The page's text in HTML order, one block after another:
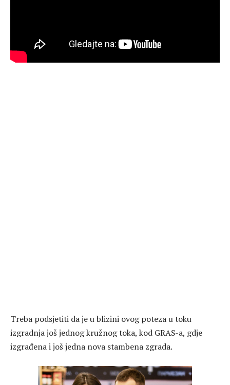
Treba podsjetiti da je u blizini ovog poteza u toku
izgradnja još jednog kružnog toka, kod GRAS-a, gdje
izgrađena i još jedna nova stambena zgrada.